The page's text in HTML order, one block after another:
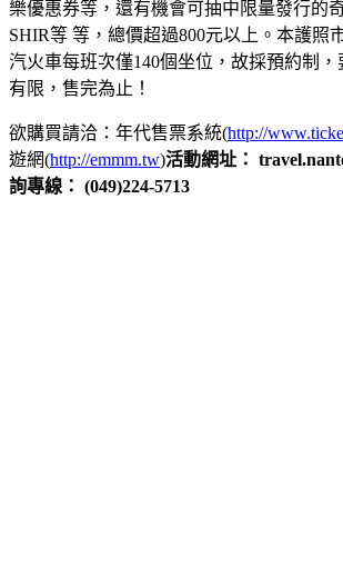
樂優惠券等，還有機會可抽中限量發行的
SHIR等 等，總價超過800元以上。本護照
汽火車每班次僅140個坐位，故採預約制
有限，售完為止！
欲購買請洽：年代售票系統(http://
遊網(http://emmm.tw)活動網址：
詢專線： (049)224-5713